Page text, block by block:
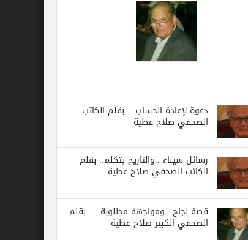
دعوة لإعادة الحساب .. بقلم الكاتب
الصحفي صلاح عطية
رسائل‭ ‬سيناء‭.. ‬والتاريخ‭ ‬يتكلم.. بقلم
الكاتب الصحفي صلاح عطية
قصة نجاح ..ومواجهة مطلوبة … بقلم
الصحفي الكبير صلاح عطية